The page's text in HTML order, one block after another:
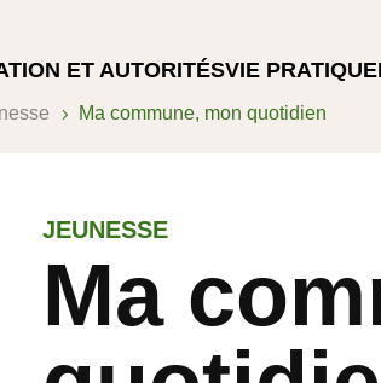
ET AUTORITÉSVIE PRATIQUE
5 Ma commune, mon quotidien
JEUNESSE
Ma